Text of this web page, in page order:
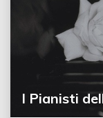
I Pianisti